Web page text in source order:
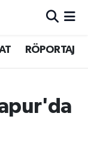
RÖPORTAJ